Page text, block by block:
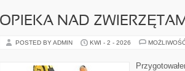
OPIEKA NAD
POSTED BY ADMIN KWI - 2 - 2026